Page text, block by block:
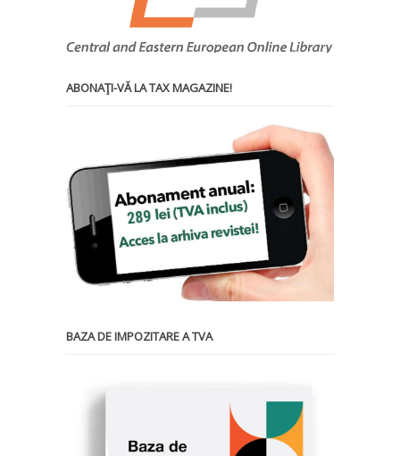
ABONAŢI-VĂ LA TAX MAGAZINE!
BAZA DE IMPOZITARE A TVA